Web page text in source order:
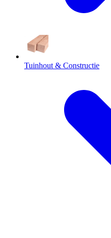
Tuinhout & Constructie